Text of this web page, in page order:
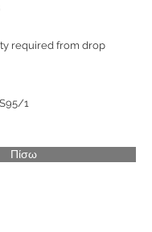
required from drop
1
Πίσω